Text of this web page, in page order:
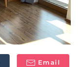
Email